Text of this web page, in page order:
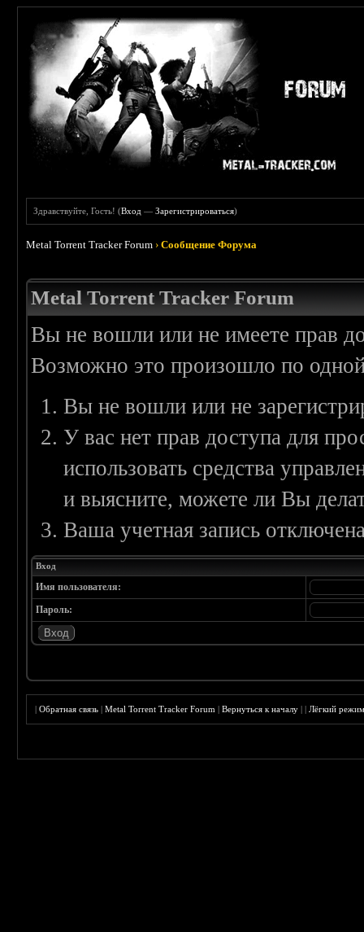
Здравствуйте, Гость! (Вход —Зарегистрироваться)
Metal Torrent Tracker Forum ›Сообщение Форума
Metal Torrent Tracker Forum
Вы не вошли или не имеете прав
Возможно это произошло по
Вы не вошли или не
У вас нет прав доступа для
использовать средства
и выясните, можете ли Вы
Ваша учетная запись
Вход
Имя пользователя:
Пароль:
|Обратная связь |Metal Torrent Tracker Forum |Вернуться к началу ||Лёгкий